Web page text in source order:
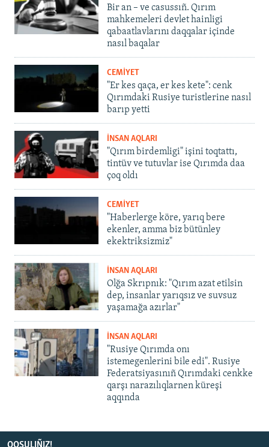
Bir an – ve casussıñ. Qırım
mahkemeleri devlet hainligi
qabaatlavlarını daqqalar içinde
nasıl baqalar
CEMİYET
"Er kes qaça, er kes kete": cenk
Qırımdaki Rusiye turistlerine nasıl
barıp yetti
İNSAN AQLARI
"Qırım birdemligi" işini toqtattı,
tintüv ve tutuvlar ise Qırımda daa
çoq oldı
CEMİYET
"Haberlerge köre, yarıq bere
ekenler, amma biz bütünley
ekektriksizmiz"
İNSAN AQLARI
Olğa Skrıpnık: "Qırım azat etilsin
dep, insanlar yarıqsız ve suvsuz
yaşamağa azırlar"
İNSAN AQLARI
"Rusiye Qırımda onı
istemegenlerini bile edi". Rusiye
Federatsiyasınıñ Qırımdaki cenkke
qarşı narazılıqlarnen küreşi
aqqında